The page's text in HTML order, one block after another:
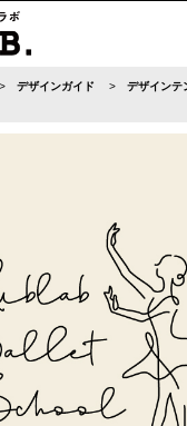
デザインガイド
デザインテ